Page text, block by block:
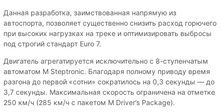
Данная разработка, заимствованная напрямую из
автоспорта, позволяет существенно снизить расход горючего
при высоких нагрузках на треке и оптимизировать выбросы
под строгий стандарт Euro 7.
Двигатель агрегатируется исключительно с 8-ступенчатым
автоматом M Steptronic. Благодаря полному приводу время
разгона до первой «сотни» сократилось на 0,3 секунды — до
3,7 секунды. Максимальная скорость ограничена на отметке
250 км/ч (285 км/ч с пакетом M Driver’s Package).